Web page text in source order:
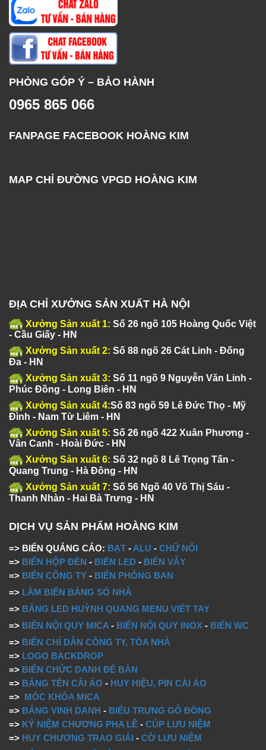
PHÒNG GÓP Ý – BẢO HÀNH
0965 865 066
FANPAGE FACEBOOK HOÀNG KIM
MAP CHỈ ĐƯỜNG VPGD HOÀNG KIM
ĐỊA CHỈ XƯỞNG SẢN XUẤT HÀ NỘI
Xưởng Sản xuất 1: Số 26 ngõ 105 Hoàng Quốc Việt
- Cầu Giấy - HN
Xưởng Sản xuất 2: Số 88 ngõ 26 Cát Linh - Đống
Đa - HN
Xưởng Sản xuất 3: Số 11 ngõ 9 Nguyễn Văn Linh -
Phúc Đồng - Long Biên - HN
Xưởng Sản xuất 4:Số 83 ngõ 59 Lê Đức Thọ - Mỹ
Đình - Nam Từ Liêm - HN
Xưởng Sản xuất 5: Số 26 ngõ 422 Xuân Phương -
Vân Canh - Hoài Đức - HN
Xưởng Sản xuất 6: Số 32 ngõ 8 Lê Trọng Tấn -
Quang Trung - Hà Đông - HN
Xưởng Sản xuất 7: Số 56 Ngõ 40 Võ Thị Sáu -
Thanh Nhàn - Hai Bà Trưng - HN
DỊCH VỤ SẢN PHẨM HOÀNG KIM
=> BIỂN QUẢNG CÁO: BẠT - ALU - CHỮ NỔI
=> BIỂN HỘP ĐÈN - BIỂN LED - BIỂN VẪY
=> BIỂN CÔNG TY - BIỂN PHÒNG BAN
=> LÀM BIỂN BẢNG SỐ NHÀ
=> BẢNG LED HUỲNH QUANG MENU VIẾT TAY
=> BIỂN NỘI QUY MICA - BIỂN NỘI QUY INOX - BIỂN WC
=> BIỂN CHỈ DẪN CÔNG TY, TÒA NHÀ
=> LOGO BACKDROP
=> BIỂN CHỨC DANH ĐỂ BÀN
=> BẢNG TÊN CÀI ÁO - HUY HIỆU, PIN CÀI ÁO
=> MÓC KHÓA MICA
=> BẢNG VINH DANH - BIỂU TRƯNG GỖ ĐỒNG
=> KỶ NIỆM CHƯƠNG PHA LÊ - CÚP LƯU NIỆM
=> HUY CHƯƠNG TRAO GIẢI - CỜ LƯU NIỆM